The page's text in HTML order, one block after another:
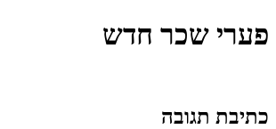
פערי שכר חדש
כתיבת תגובה